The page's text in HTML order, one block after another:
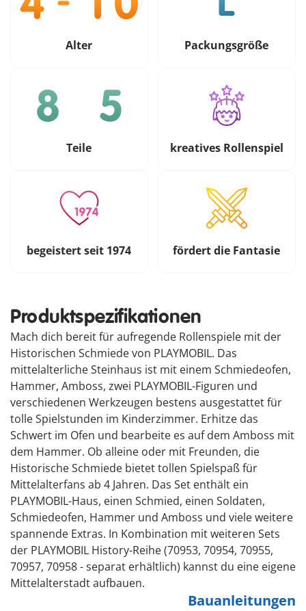
Alter Packungsgröße
Teile kreatives Rollenspiel
begeistert seit 1974 fördert die Fantasie
Produktspezifikationen
Mach dich bereit für aufregende Rollenspiele mit der
Historischen Schmiede von PLAYMOBIL. Das
mittelalterliche Steinhaus ist mit einem Schmiedeofen,
Hammer, Amboss, zwei PLAYMOBIL-Figuren und
verschiedenen Werkzeugen bestens ausgestattet für
tolle Spielstunden im Kinderzimmer. Erhitze das
Schwert im Ofen und bearbeite es auf dem Amboss mit
dem Hammer. Ob alleine oder mit Freunden, die
Historische Schmiede bietet tollen Spielspaß für
Mittelalterfans ab 4 Jahren. Das Set enthält ein
PLAYMOBIL-Haus, einen Schmied, einen Soldaten,
Schmiedeofen, Hammer und Amboss und viele weitere
spannende Extras. In Kombination mit weiteren Sets
der PLAYMOBIL History-Reihe (70953, 70954, 70955,
70957, 70958 - separat erhältlich) kannst du eine eigene
Mittelalterstadt aufbauen.
Bauanleitungen